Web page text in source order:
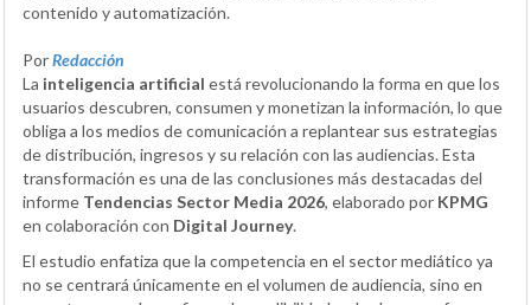
contenido y automatización.
PorRedacción
La inteligencia artificial está revolucionando la forma en que los
usuarios descubren, consumen y monetizan la información, lo que
obliga a los medios de comunicación a replantear sus estrategias
de distribución, ingresos y su relación con las audiencias. Esta
transformación es una de las conclusiones más destacadas del
informe Tendencias Sector Media 2026, elaborado por KPMG
en colaboración con Digital Journey.
El estudio enfatiza que la competencia en el sector mediático ya
no se centrará únicamente en el volumen de audiencia, sino en